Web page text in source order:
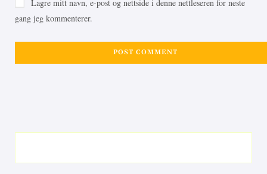
Lagre mitt navn, e-post og nettside i denne nettleseren for neste
gang jeg kommenterer.